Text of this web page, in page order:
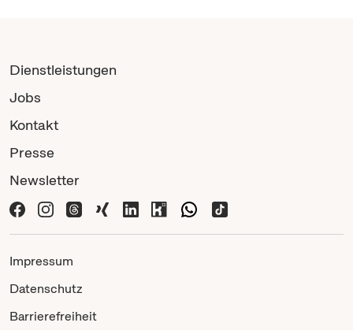
Dienstleistungen
Jobs
Kontakt
Presse
Newsletter
Impressum
Datenschutz
Barrierefreiheit